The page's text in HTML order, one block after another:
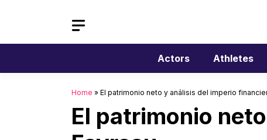
Actors Athletes
Home » El patrimonio neto y análisis del imperio
El patrimonio